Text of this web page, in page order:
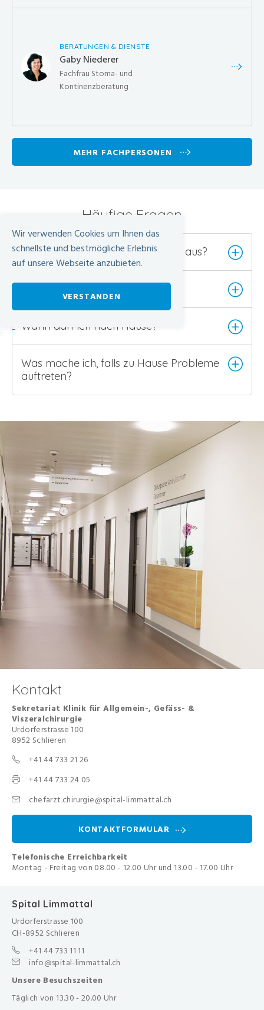
BERATUNGEN & DIENSTE
Gaby Niederer
Fachfrau Stoma- und
Kontinenzberatung
MEHR FACHPERSONEN
Häufige Fragen
Wie sieht der Behandlungsablauf aus?
Wann darf ich nach Hause?
Was mache ich, falls zu Hause Probleme
auftreten?
Kontakt
Sekretariat Klinik für Allgemein-, Gefäss- &
Viszeralchirurgie
Urdorferstrasse 100
8952 Schlieren
+41 44 733 21 26
+41 44 733 24 05
chefarzt.chirurgie@spital-limmattal.ch
KONTAKTFORMULAR
Telefonische Erreichbarkeit
Montag - Freitag von 08.00 - 12.00 Uhr und 13.00 - 17.00 Uhr
Spital Limmattal
Urdorferstrasse 100
CH-8952 Schlieren
+41 44 733 11 11
info@spital-limmattal.ch
Unsere Besuchszeiten
Täglich von 13.30 - 20.00 Uhr
Wir verwenden Cookies um Ihnen das
schnellste und bestmögliche Erlebnis
auf unsere Webseite anzubieten.
VERSTANDEN
-